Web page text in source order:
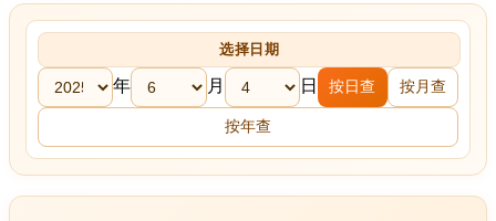
选择日期
年 月 日 按日查 按月查
按年查